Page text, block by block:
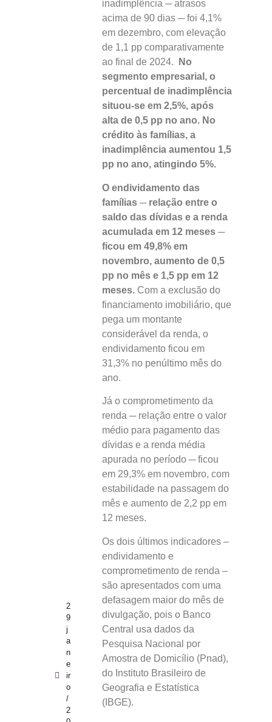
2
9
j
a
n
e
ir
o
/
2
inadimplência ─ atrasos
acima de 90 dias ─ foi 4,1%
em dezembro, com elevação
de 1,1 pp comparativamente
ao final de 2024.
No
segmento empresarial, o
percentual de inadimplência
situou-se em 2,5%, após
alta de 0,5 pp no ano. No
crédito às famílias, a
inadimplência aumentou 1,5
pp no ano, atingindo 5%.
O endividamento das
famílias ─ relação entre o
saldo das dívidas e a renda
acumulada em 12 meses ─
ficou em 49,8% em
novembro, aumento de 0,5
pp no mês e 1,5 pp em 12
meses.Com a exclusão do
financiamento imobiliário, que
pega um montante
considerável da renda, o
endividamento ficou em
31,3% no penúltimo mês do
ano.
Já o comprometimento da
renda ─ relação entre o valor
médio para pagamento das
dívidas e a renda média
apurada no período ─ ficou
em 29,3% em novembro, com
estabilidade na passagem do
mês e aumento de 2,2 pp em
12 meses.
Os dois últimos indicadores –
endividamento e
comprometimento de renda –
são apresentados com uma
defasagem maior do mês de
divulgação, pois o Banco
Central usa dados da
Pesquisa Nacional por
Amostra de Domicílio (Pnad),
do Instituto Brasileiro de
Geografia e Estatística
(IBGE).